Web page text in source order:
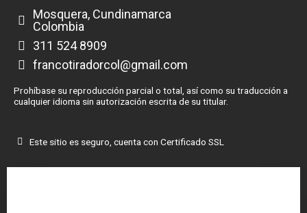
Mosquera, Cundinamarca
Colombia
311 524 8909
francotiradorcol@gmail.com
Prohíbase su reproducción parcial o total, así como su traducción a
cualquier idioma sin autorización escrita de su titular.
Este sitio es seguro, cuenta con Certificado SSL